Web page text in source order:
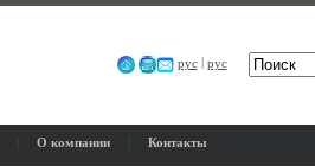
рус| рус
О компании Контакты